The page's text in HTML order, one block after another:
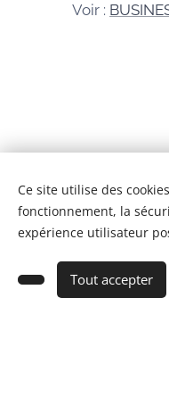
Voir :
© 2026
BCC IMMOBILIER
Ce site utilise des
fonctionnement, la
expérience utilisateur
Tout accepter